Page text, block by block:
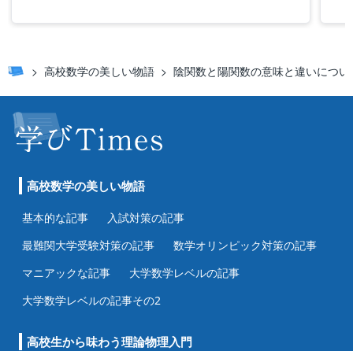
高校数学の美しい物語 陰関数と陽関数の意味と違いについ
高校数学の美しい物語
基本的な記事
入試対策の記事
最難関大学受験対策の記事
数学オリンピック対策の記事
マニアックな記事
大学数学レベルの記事
大学数学レベルの記事その2
高校生から味わう理論物理入門